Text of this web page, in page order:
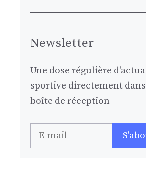
Newsletter
Une dose régulière
sportive directement
boîte de réception